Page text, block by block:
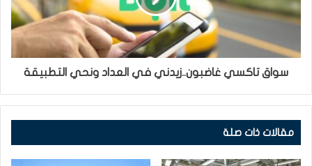
سواق تاكسي غاضبون..زيدني في العداد ونحي التطبيقة
مقالات ذات صلة